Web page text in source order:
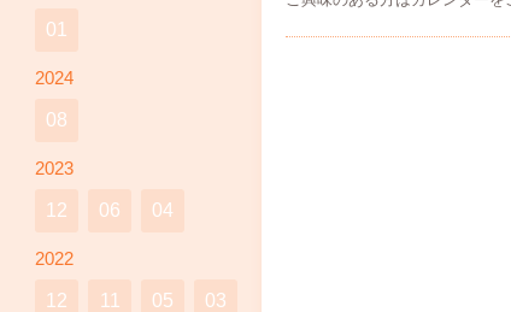
01
2024
08
2023
12 06 04
2022
12 11 05 03